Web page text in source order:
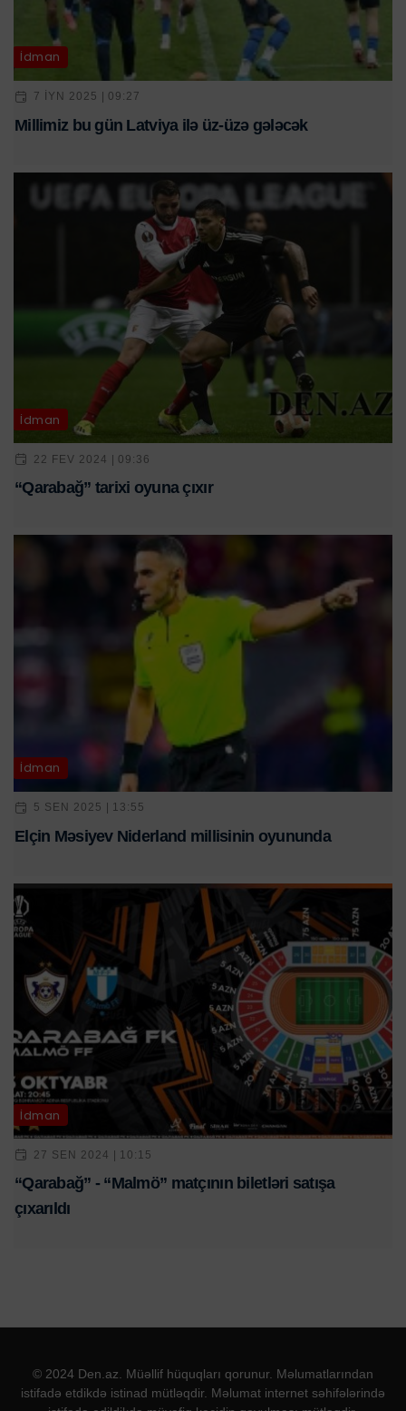
İdman
7 IYN 2025 | 09:27
Millimiz bu gün Latviya ilə üz-üzə gələcək
İdman
22 FEV 2024 | 09:36
“Qarabağ” tarixi oyuna çıxır
İdman
5 SEN 2025 | 13:55
Elçin Məsiyev Niderland millisinin oyununda
İdman
27 SEN 2024 | 10:15
“Qarabağ” - “Malmö” matçının biletləri satışa
çıxarıldı
© 2024 Den.az. Müəllif hüquqları qorunur. Məlumatlarından
istifadə etdikdə istinad mütləqdir. Məlumat internet səhifələrində